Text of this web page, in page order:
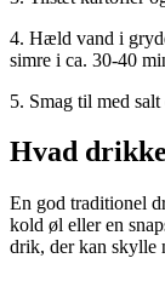
4. Hæld vand i
simre i ca. 30-40
5. Smag til med
Hvad
En god traditionel
kold øl eller en
drik, der kan skylle